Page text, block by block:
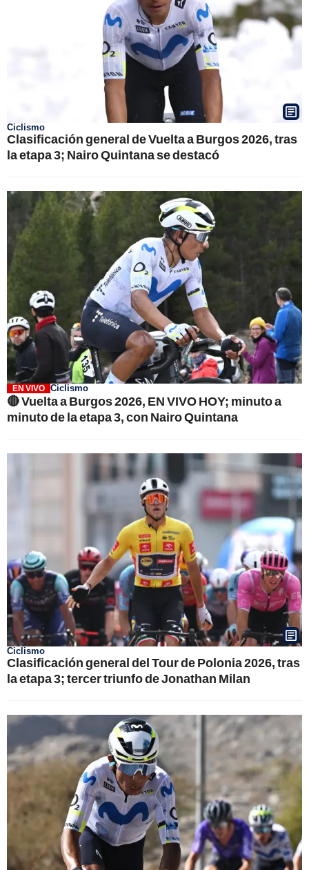
Ciclismo
Clasificación general de Vuelta a Burgos 2026, tras
la etapa 3; Nairo Quintana se destacó
EN VIVO Ciclismo
🔴 Vuelta a Burgos 2026, EN VIVO HOY; minuto a
minuto de la etapa 3, con Nairo Quintana
Ciclismo
Clasificación general del Tour de Polonia 2026, tras
la etapa 3; tercer triunfo de Jonathan Milan